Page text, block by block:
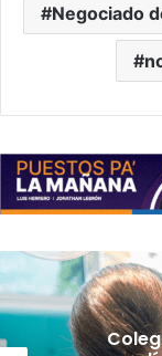
Negociado